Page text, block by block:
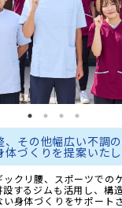
、その他幅広い不調
づくりを提案いたし
クリ腰、スポーツでの
するジムも活用し、構
身体づくりをサポート